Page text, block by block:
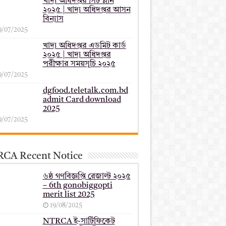
২০২৫ | খাদ্য অধিদপ্তর আসন
বিন্যাস
07/2025
খাদ্য অধিদপ্তর এডমিট কার্ড
২০২৫ | খাদ্য অধিদপ্তর
পরীক্ষার সময়সূচি ২০২৫
07/2025
dgfood.teletalk.com.bd
admit Card download
2025
07/2025
Recent Notice
৬ষ্ঠ গণবিজ্ঞপ্তি রেজাল্ট ২০২৫
– 6th gonobiggopti
merit list 2025
19/08/2025
NTRCA ই-সার্টিফিকেট